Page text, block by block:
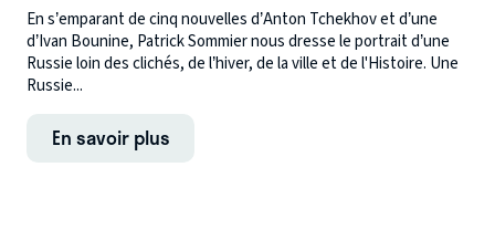
En s’emparant de cinq nouvelles d’Anton Tchekhov et d’une
d’Ivan Bounine, Patrick Sommier nous dresse le portrait d’une
Russie loin des clichés, de l’hiver, de la ville et de l'Histoire. Une
Russie...
En savoir plus